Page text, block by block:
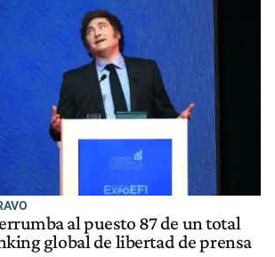
al puesto 87 de un total
global de libertad de prensa